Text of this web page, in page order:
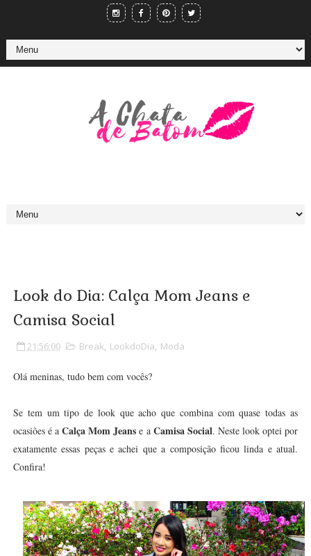
Look do Dia: Calça Mom Jeans e
Camisa Social
21:56:00 Break, LookdoDia, Moda
Olá meninas, tudo bem com vocês?
Se tem um tipo de look que acho que combina com quase todas as
ocasiões é aCalça Mom Jeans e a Camisa Social. Neste look optei por
exatamente essas peças e achei que a composição ficou linda e atual.
Confira!